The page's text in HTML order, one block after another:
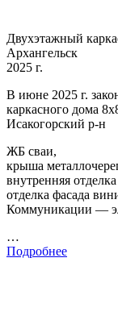
Двухэтажный
Архангельск
2025 г.
В июне 2025 г.
каркасного дома
Исакогорский р-н
ЖБ сваи,
крыша
внутренняя
отделка фасада
Коммуникации —
…
Подробнее